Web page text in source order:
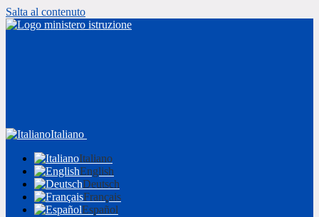
Salta al contenuto
Italiano
Italiano
English
Deutsch
Français
Español